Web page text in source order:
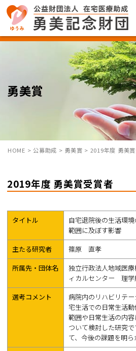
勇美賞
HOME > 公募助成 > 勇美賞 > 2019年度 勇美
2019年度 勇美賞受賞者
タイトル
自宅退院後の生活環
範囲に及ぼす影響
主たる研究者
篠原 直孝
所属先・団体名
独立行政法人地域医
ィカルセンター 理学
選考コメント
病院内のリハビリテ
宅生活での日常生活
範囲や日常生活の内
ついて検討した研究
て、今後の課題を明ら